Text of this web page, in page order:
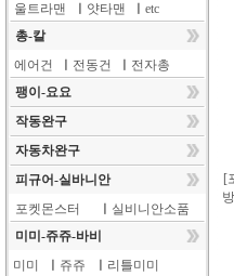
울트라맨
얏타맨
etc
총-칼
에어건
전동건
전자총
팽이-요요
작동완구
자동차완구
피규어-실바니안
포켓몬스터
실비니안소품
미미-쥬쥬-바비
미미
쥬쥬
리틀미미
[